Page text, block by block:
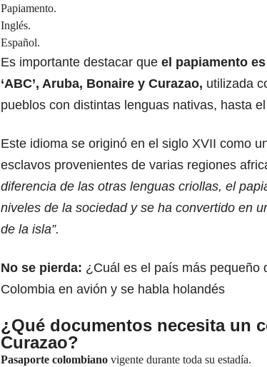
Papiamento.
Inglés.
Español.
Es importante destacar que el papiamento
‘ABC’, Aruba, Bonaire y Curazao, utilizada
pueblos con distintas lenguas nativas, hasta
Este idioma se originó en el siglo XVII como
esclavos provenientes de varias regiones
diferencia de las otras lenguas criollas, el
niveles de la sociedad y se ha convertido en
de la isla”.
No se pierda: ¿Cuál es el país más pequeño
Colombia en avión y se habla holandés
¿Qué documentos necesita un
Curazao?
Pasaporte colombiano vigente durante toda su estadía.